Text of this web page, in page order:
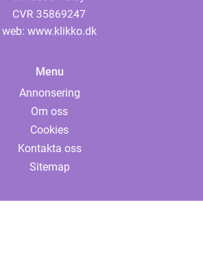
web: www.klikko.dk
Menu
Annonsering
Om oss
Cookies
Kontakta oss
Sitemap